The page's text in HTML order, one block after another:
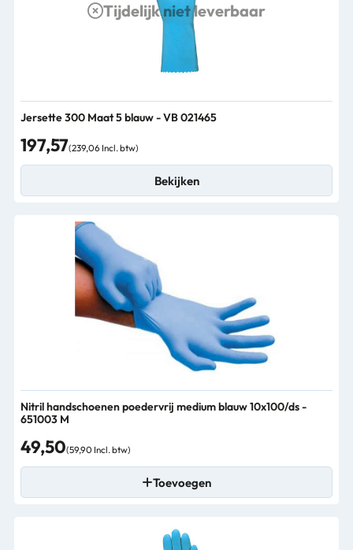
Tijdelijk niet leverbaar
Jersette 300 Maat 5 blauw - VB 021465
197,57(239,06 Incl. btw)
Bekijken
Nitril handschoenen poedervrij medium blauw 10x100/ds -
651003 M
49,50(59,90 Incl. btw)
Toevoegen